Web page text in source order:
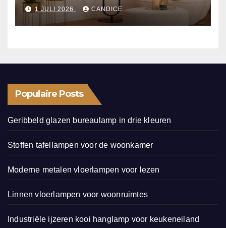
1 JULI 2026 CANDICE
Populaire Posts
Geribbeld glazen bureaulamp in drie kleuren
Stoffen tafellampen voor de woonkamer
Moderne metalen vloerlampen voor lezen
Linnen vloerlampen voor woonruimtes
Industriële ijzeren kooi hanglamp voor keukeneiland